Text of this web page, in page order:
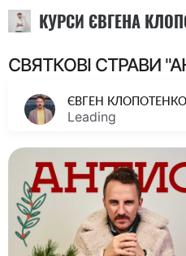
СВЯТКОВІ СТРАВИ
ЄВГЕН КЛОПОТЕНКО
Leading